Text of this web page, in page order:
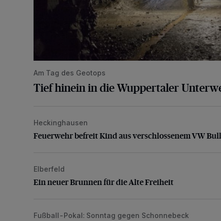
Am Tag des Geotops
Tief hinein in die Wuppertaler
Feuerwehr befreit Kind aus verschlossenem VW Bulli
Heckinghausen
Feuerwehr befreit Kind aus verschlossenem VW
Ein neuer Brunnen für die Alte Freiheit
Elberfeld
Ein neuer Brunnen für die Alte Freiheit
WSV: Comeback, Favoritenfrage und Fitnesszustand
Fußball-Pokal: Sonntag gegen Schonnebeck